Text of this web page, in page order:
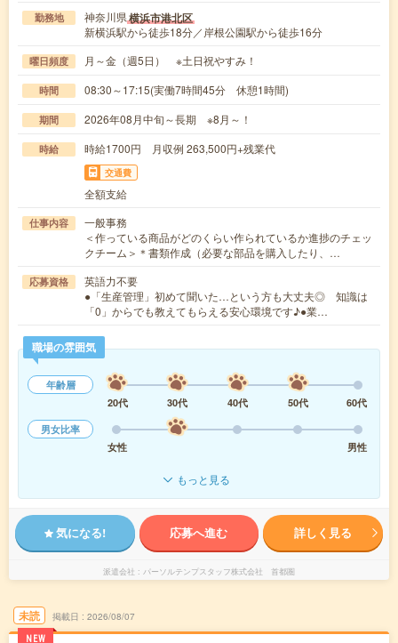
勤務地 神奈川県横浜市港北区
新横浜駅から徒歩18分／岸根公園駅から徒歩16分
曜日頻度 月～金（週5日） ※土日祝やすみ！
時間 08:30～17:15(実働7時間45分 休憩1時間)
期間 2026年08月中旬～長期 ※8月～！
時給 時給1700円 月収例 263,500円+残業代
交通費
全額支給
仕事内容
一般事務
＜作っている商品がどのくらい作られているか進捗のチェッ
クチーム＞＊書類作成（必要な部品を購入したり、…
応募資格
英語力不要
●「生産管理」初めて聞いた…という方も大丈夫◎ 知識は
「0」からでも教えてもらえる安心環境です♪●業…
職場の雰囲気
年齢層
20代
30代 40代 50代
60代
男女比率
女性
男性
もっと見る
気になる! 応募へ進む 詳しく見る
派遣会社 パーソルテンプスタッフ株式会社 首都圏
未読
NEW
掲載日 2026/08/07